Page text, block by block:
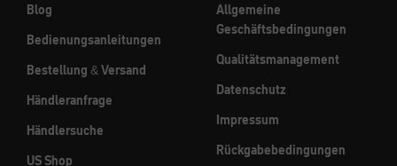
Blog
Bedienungsanleitungen
Bestellung & Versand
Händleranfrage
Händlersuche
US Shop
Allgemeine
Geschäftsbedingungen
Qualitätsmanagement
Datenschutz
Impressum
Rückgabebedingungen